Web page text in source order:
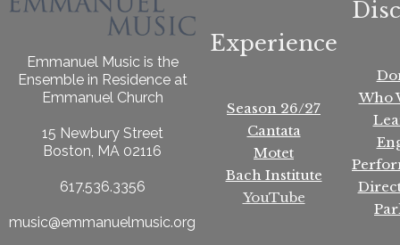
Emmanuel Music is the
Ensemble in Residence at
Emmanuel Church
15 Newbury Street
Boston, MA 02116
617.536.3356
music@emmanuelmusic.org
Experience
Season 26/27
Cantata
Motet
Bach Institute
YouTube
Who